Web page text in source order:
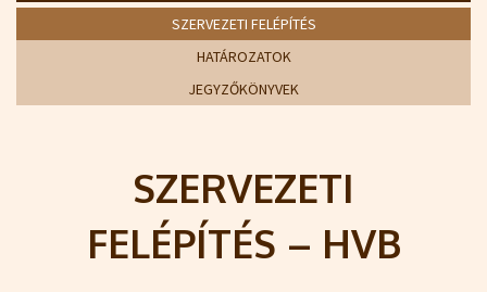
SZERVEZETI FELÉPÍTÉS
HATÁROZATOK
JEGYZŐKÖNYVEK
SZERVEZETI
FELÉPÍTÉS – HVB